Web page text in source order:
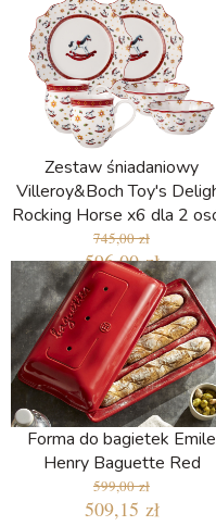
Zestaw śniadaniowy
Villeroy&Boch Toy's
Rocking Horse x6 dla 2
745,00 zł
596,00 zł
Forma do bagietek Emile
Henry Baguette Red
599,00 zł
509,15 zł